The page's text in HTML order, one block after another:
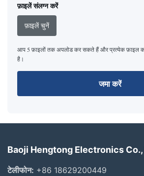
फ़ाइलें संलग्न करें
फ़ाइलें चुनें
आप 5 फ़ाइलों तक अपलोड कर सकते हैं और प्रत्येक फ़ाइल
है।
जमा करें
Baoji Hengtong Electronics Co.,
टेलीफोन: +86 18629200449